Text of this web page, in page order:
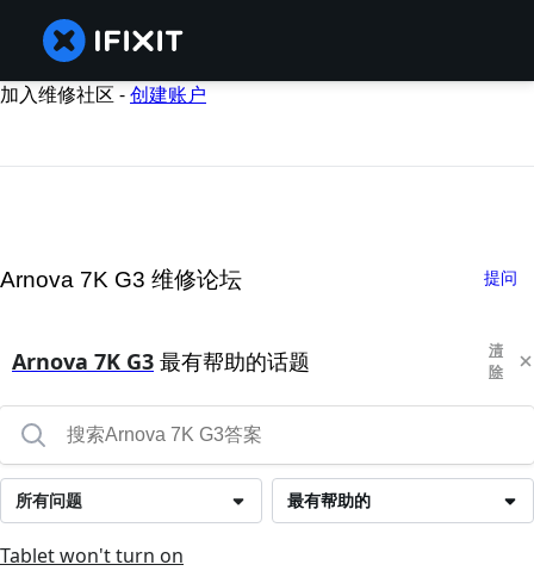
加入维修社区 -创建账户
Arnova 7K G3 维修论坛 提问
Arnova 7K G3 最有帮助的话题
清
除
最有帮助的
所有问题
Tablet won't turn on